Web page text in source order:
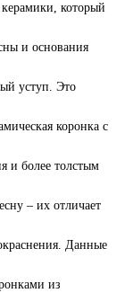
который
и основания
уступ. Это
коронка с
и более толстым
– их отличает
Данные
из